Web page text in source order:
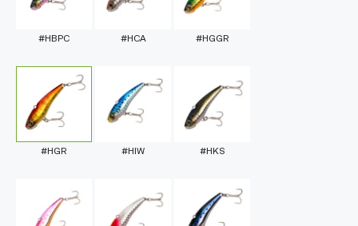
#HBPC #HCA #HGGR
#HGR #HIW #HKS